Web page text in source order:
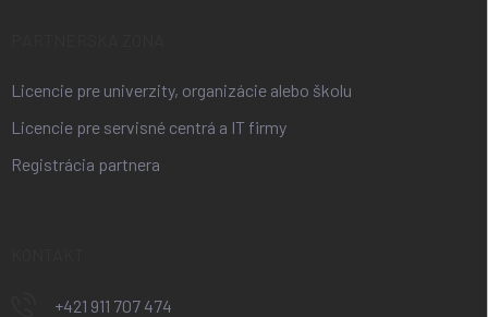
Licencie pre univerzity, organizácie alebo školu
Licencie pre servisné centrá a IT firmy
Registrácia partnera
+421 911 707 474